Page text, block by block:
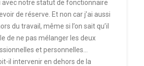
avec notre statut de fonctionnaire
de réserve. Et non car j’ai aussi
du travail, même si l’on sait qu’il
de ne pas mélanger les deux
et personnelles…
il intervenir en dehors de la